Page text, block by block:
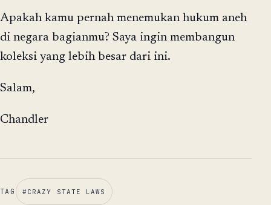
Apakah kamu pernah menemukan hukum aneh
di negara bagianmu? Saya ingin membangun
koleksi yang lebih besar dari ini.
Salam,
Chandler
TAG #CRAZY STATE LAWS